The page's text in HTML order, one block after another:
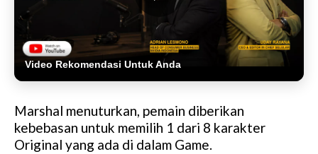
Video Rekomendasi Untuk Anda
Marshal menuturkan, pemain diberikan
kebebasan untuk memilih 1 dari 8 karakter
Original yang ada di dalam Game.